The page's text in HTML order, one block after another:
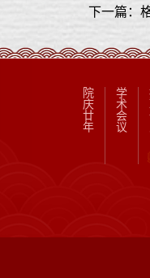
下一篇：
院
庆
廿
年
学
术
会
议